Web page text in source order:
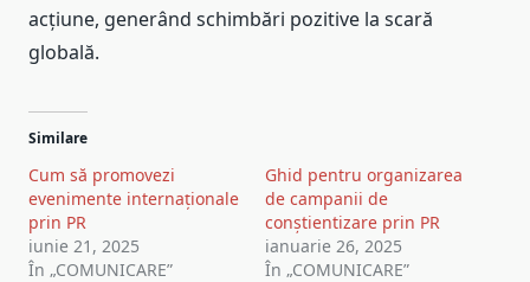
acțiune, generând schimbări pozitive la scară
globală.
Similare
Cum să promovezi
evenimente internaționale
prin PR
iunie 21, 2025
În „COMUNICARE”
Ghid pentru organizarea
de campanii de
conștientizare prin PR
ianuarie 26, 2025
În „COMUNICARE”